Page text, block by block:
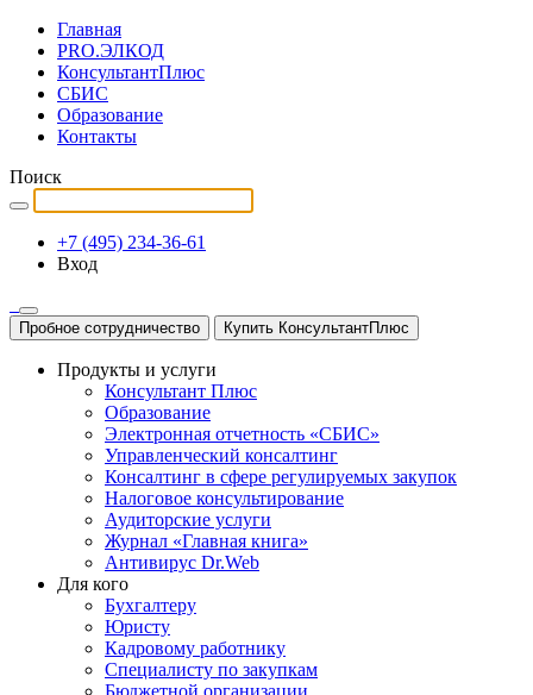
Главная
PRO.ЭЛКОД
КонсультантПлюс
СБИС
Образование
Контакты
Поиск
+7 (495) 234-36-61
Вход
Пробное сотрудничество Купить КонсультантПлюс
Продукты и услуги
Консультант Плюс
Образование
Электронная отчетность «СБИС»
Управленческий консалтинг
Консалтинг в сфере регулируемых закупок
Налоговое консультирование
Аудиторские услуги
Журнал «Главная книга»
Антивирус Dr.Web
Для кого
Бухгалтеру
Юристу
Кадровому работнику
Специалисту по закупкам
Бюджетной организации